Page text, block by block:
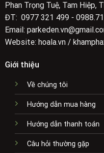
Phan Trọng Tuệ, Tam Hiệp,
ĐT: 0977 321 499 -
Email:
Website: hoala.vn /
Giới thiệu
Về chúng tôi
Hướng dẫn mua hàng
Hướng dẫn thanh toán
Câu hỏi thường gặp